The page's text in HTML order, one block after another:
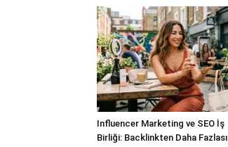
Influencer Marketing ve SEO İş
Birliği: Backlinkten Daha Fazlası